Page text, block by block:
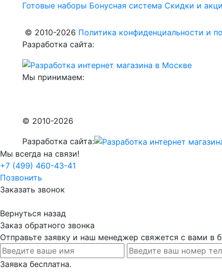
Готовые наборы Бонусная система Скидки и
© 2010-2026 Политика конфиденциальности и
Разработка сайта:
Мы принимаем:
© 2010-2026
Разработка сайта:
Мы всегда на связи!
+7 (499) 460-43-41
Позвонить
Заказать звонок
Вернуться назад
Заказ обратного звонка
Отправьте заявку и наш менеджер свяжется с вами в
Заявка бесплатна.